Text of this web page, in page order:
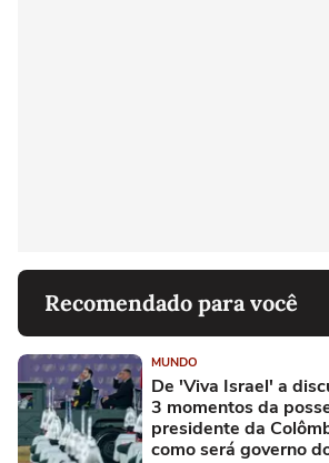
Recomendado para você
MUNDO
De 'Viva Israel' a
3 momentos da
presidente da
como será governo